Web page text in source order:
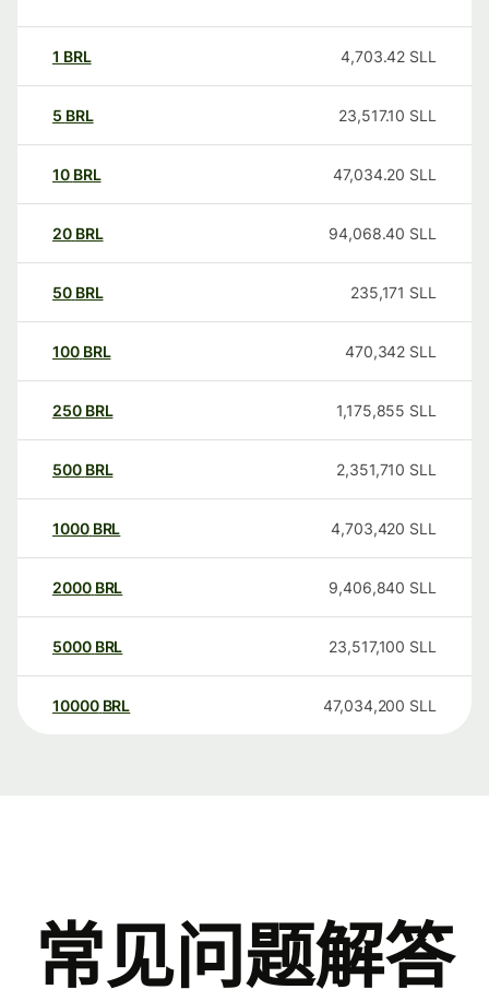
1 BRL 4,703.42 SLL
5 BRL 23,517.10 SLL
10 BRL 47,034.20 SLL
20 BRL 94,068.40 SLL
50 BRL 235,171 SLL
100 BRL 470,342 SLL
250 BRL 1,175,855 SLL
500 BRL 2,351,710 SLL
1000 BRL 4,703,420 SLL
2000 BRL 9,406,840 SLL
5000 BRL 23,517,100 SLL
10000 BRL 47,034,200 SLL
常见问题解答